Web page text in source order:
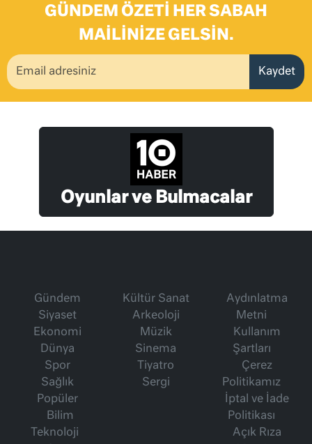
GÜNDEM ÖZETI HER SABAH
MAILINIZE GELSIN.
Kaydet
Oyunlar ve Bulmacalar
Gündem
Siyaset
Ekonomi
Dünya
Spor
Sağlık
Popüler
Bilim
Teknoloji
Kültür Sanat
Arkeoloji
Müzik
Sinema
Tiyatro
Sergi
Aydınlatma
Metni
Kullanım
Şartları
Çerez
Politikamız
İptal ve İade
Politikası
Açık Rıza